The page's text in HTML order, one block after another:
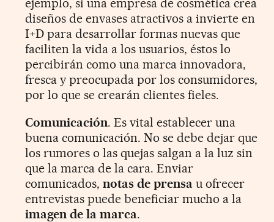
diseños de envases atractivos a invierte en
I+D para desarrollar formas nuevas que
faciliten la vida a los usuarios, éstos lo
percibirán como una marca innovadora,
fresca y preocupada por los consumidores,
por lo que se crearán clientes fieles.
Comunicación. Es vital establecer una
buena comunicación. No se debe dejar que
los rumores o las quejas salgan a la luz sin
que la marca de la cara. Enviar
comunicados, notas de prensa u ofrecer
entrevistas puede beneficiar mucho a la
imagen de la marca.